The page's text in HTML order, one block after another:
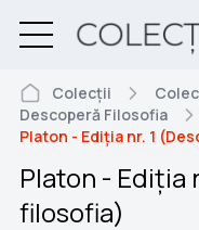
Colecții
Descoperă Filosofia
Platon - Ediția nr. 1
Platon - Ediția
filosofia)